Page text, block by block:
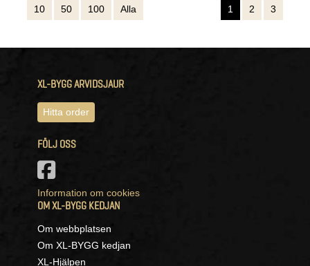
10 50 100 Alla 1 2 3
XL-BYGG ARVIDSJAUR
Hitta order
FÖLJ OSS
Information om cookies
OM XL-BYGG KEDJAN
Om webbplatsen
Om XL-BYGG kedjan
XL-Hjälpen